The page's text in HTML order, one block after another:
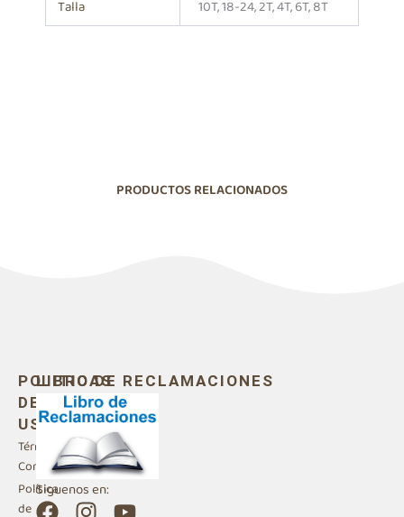
Talla 10T, 18-24, 2T, 4T, 6T, 8T
PRODUCTOS RELACIONADOS
POLITICAS
DE
USO
Términos y
Condiciones
Política
de
LIBRO DE RECLAMACIONES
Siguenos en: